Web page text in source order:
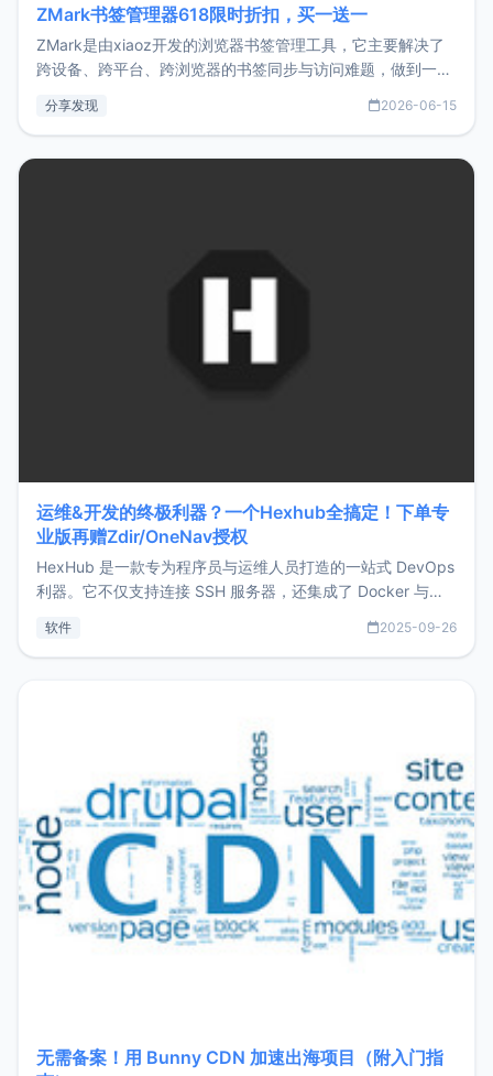
ZMark书签管理器618限时折扣，买一送一
ZMark是由xiaoz开发的浏览器书签管理工具，它主要解决了
跨设备、跨平台、跨浏览器的书签同步与访问难题，做到一处
用，让管理更高效。ZMark官网地址：
分享发现 2026-06-15
运维&开发的终极利器？一个Hexhub全搞定！下单专
业版再赠Zdir/OneNav授权
HexHub 是一款专为程序员与运维人员打造的一站式 DevOps
利器。它不仅支持连接 SSH 服务器，还集成了 Docker 与常
件间频繁切换，仅凭 HexHub 即可同时搞定运维与数据库操
软件 2025-09-26
无需备案！用 Bunny CDN 加速出海项目（附入门指